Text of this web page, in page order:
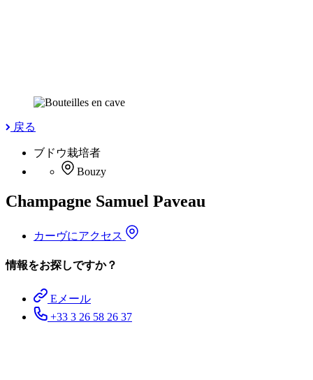
戻る
ブドウ栽培者
Bouzy
Champagne Samuel Paveau
カーヴにアクセス
情報をお探しですか？
Eメール
+33 3 26 58 26 37